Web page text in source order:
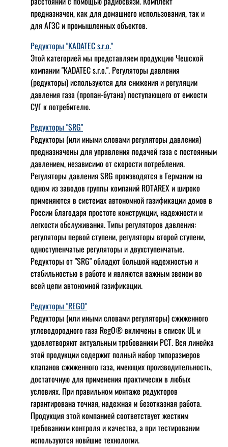
предназначен, как для домашнего использования, так и
для АГЗС и промышленных объектов.
Редукторы "KADATEC s.r.o."
Этой категорией мы представляем продукцию Чешской
компании "KADATEC s.r.o.". Регуляторы давления
(редукторы) используются для снижения и регуляции
давления газа (пропан-бутана) поступающего от емкости
СУГ к потребителю.
Редукторы "SRG"
Редукторы (или иными словами регуляторы давления)
предназначены для управления подачей газа с постоянным
давлением, независимо от скорости потребления.
Регуляторы давления SRG производятся в Германии на
одном из заводов группы компаний ROTAREX и широко
применяются в системах автономной газификации домов в
России благодаря простоте конструкции, надежности и
легкости обслуживания. Типы регуляторов давления:
регуляторы первой ступени, регуляторы второй ступени,
одноступенчатые регуляторы и двухступенчатые.
Редукторы от "SRG" обладют большой надежностью и
стабильностью в работе и являются важным звеном во
всей цепи автономной газификации.
Редукторы "REGO"
Редукторы (или иными словами регуляторы) сжиженного
углеводородного газа RegO® включены в список UL и
удовлетворяют актуальным требованиям РСТ. Вся линейка
этой продукции содержит полный набор типоразмеров
клапанов сжиженного газа, имеющих производительность,
достаточную для применения практически в любых
условиях. При правильном монтаже редукторов
гарантирована точная, надежная и безотказная работа.
Продукция этой компанией соответствует жестким
требованиям контроля и качества, а при тестировании
используются новйшие технологии.